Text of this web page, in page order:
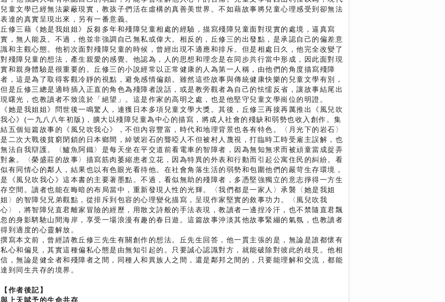
兒童文學已經無法蒙蔽現實，教孩子們活在虛構的真善美世界。不如藉故事將兒童心理感受到卻無法
表達的真實呈現出來，另有一番意義。
丘修三藉《她是我姐姐》反芻多年和殘障兒童相處的經驗，描寫殘障兒童面對現實的處境，逼真寫
實，無人能及。不過，他並非強調自己無私或偉大。相反的，丘修三的出發點，是承認自己的偏差意
識和主觀心態。他初次面對殘障兒童的時候，曾經出現不適應和排斥。但是相處日久，他完全改變了
對殘障兒童的想法，產生親愛的感覺。他認為，人的思想和理念是在同步共行當中形成，因此面對現
實和親身體驗是很重要的。丘修三的小說經常以正常健康的人為第一人稱，由他們的角度描寫殘障
者，這是為了取得客觀冷靜的視點，避免感情偏頗。雖然這些故事與傳統健康快樂的兒童文學有別，
但是丘修三總是適時插入正直的角色為殘障者說話，或是教旁觀者為自己的怯懦反省，讓故事結尾出
現曙光，也教讀者不致流於「絕望」。這是作家的高明之處，也是他堅守兒童文學崗位的明證。
《她是我姐姐》問世後一鳴驚人，連獲日本多項兒童文學大獎。其後，丘修三再接再厲推出《風兒吹
我心》(一九八八年初版)，擴大以殘障兒童為中心的描寫，將成人社會的殘缺和弱勢也收入創作。集
結五個短篇故事的《風兒吹我心》，不但內容豐富，時代和地理背景也各有特色。〈月光下的岩石〉
是二次大戰後貧窮閉鎖的日本鄉間，綽號岩石的聾啞人不但被村人蔑視，打臨時工時受雇主誤解，也
無法自我辯護。〈鱸魚阿鐵〉是每天坐在平交道前看電車的智障者，因為無知無求而被頑童當成捉弄
對象。〈榮盛莊的故事〉描寫筋肉萎縮患者立花，因為特異的外表和行動而引起公寓住民的糾紛。看
似有同情心的鄰人，結果也以有色眼光看待他。在社會角落生活的弱勢和包圍他們的嚴苛生存環境，
是《風兒吹我心》這本書的主要著墨點。不過，看似無助的殘障者，多憑堅強獨立的意志掙得一方生
存空間。讀者也能在晦暗的布局當中，重新發現人性的光輝。〈我們都是一家人〉承襲〈她是我姐
姐〉的智障兒兄弟觀點，從排斥到包容的心理變化描寫，呈現作家堅實的敘事功力。〈風兒吹我
心〉，將智障兒直君離家冒險的經歷，用散文詩般的手法表現，教讀者一邊捏冷汗，也不禁隨直君飄
忽的身影騁馳山間海岸，享受一場浪漫有趣的春日遊。這篇故事沖淡其他故事緊繃的氣氛，也教讀者
得到適度的心靈解放。
撰寫本文前，曾經請教丘修三先生有關創作的想法。丘先生回答，他一貫主張的是，無論是誰都懷有
私心和偏見，其實這種偏私心態是由無知引起的。只要誠心認識對方，就能破除對彼此的歧見。他相
信，無論是健全者和殘障者之間，同種人和異族人之間，還是鄰邦之間的，只要能理解和交流，都能
達到同生共存的境界。
【作者後記】
與上天賦予的生命共存